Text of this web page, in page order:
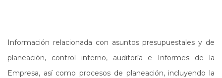
Información relacionada con asuntos presupuestales y de
planeación, control interno, auditoría e Informes de la
Empresa, así como procesos de planeación, incluyendo la